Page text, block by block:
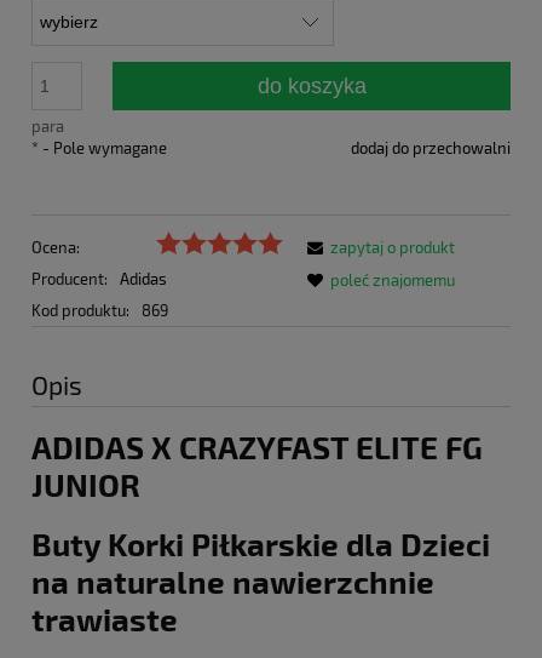
para
do koszyka
dodaj do przechowalni
* - Pole wymagane
Ocena:
Producent:
Adidas
Kod produktu:
869
zapytaj o produkt
poleć znajomemu
Opis
ADIDAS X CRAZYFAST ELITE FG
JUNIOR
Buty Korki Piłkarskie dla Dzieci
na naturalne nawierzchnie
trawiaste